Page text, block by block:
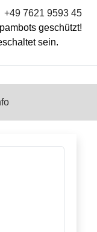
+49 7621 9593 45
geschützt!
sein.